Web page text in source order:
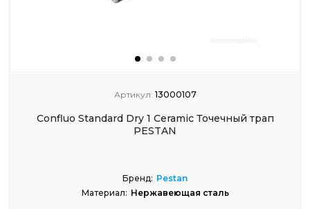
Артикул: 13000107
Confluo Standard Dry 1 Ceramic Точечный трап
PESTAN
Бренд: Pestan
Материал: Нержавеющая сталь